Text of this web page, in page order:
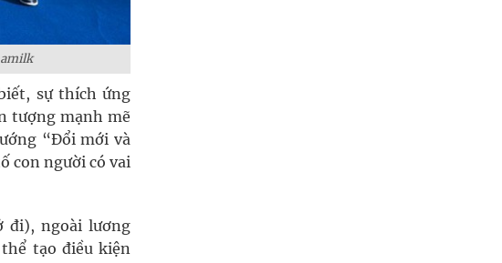
sự thích ứng
tượng mạnh mẽ
“Đổi mới và
con người có vai
đi), ngoài lương
tạo điều kiện